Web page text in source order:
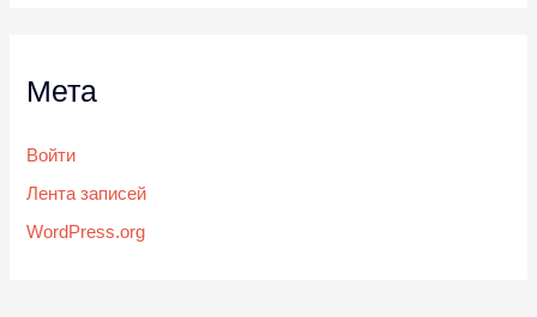
Мета
Войти
Лента записей
WordPress.org